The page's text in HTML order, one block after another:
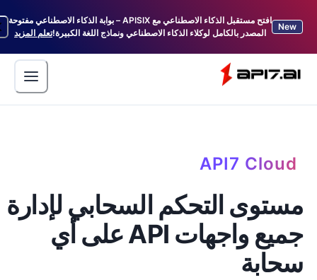
افتح مستقبل الذكاء الاصطناعي مع APISIX – بوابة الذكاء الاصطناعي مفتوحة
المصدر بالكامل لوكلاء الذكاء الاصطناعي ونماذج اللغة الكبيرة!تعلم المزيد
API7
التحكم السحابي لإدارة
جميع واجهات API على أي